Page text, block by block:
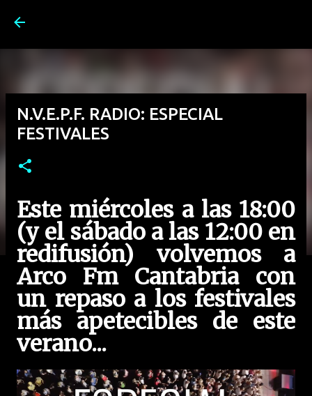
N.V.E.P.F. RADIO: ESPECIAL
FESTIVALES
Este miércoles a las 18:00
(y el sábado a las 12:00 en
redifusión) volvemos a
Arco Fm Cantabria con
un repaso a los festivales
más apetecibles de este
verano...